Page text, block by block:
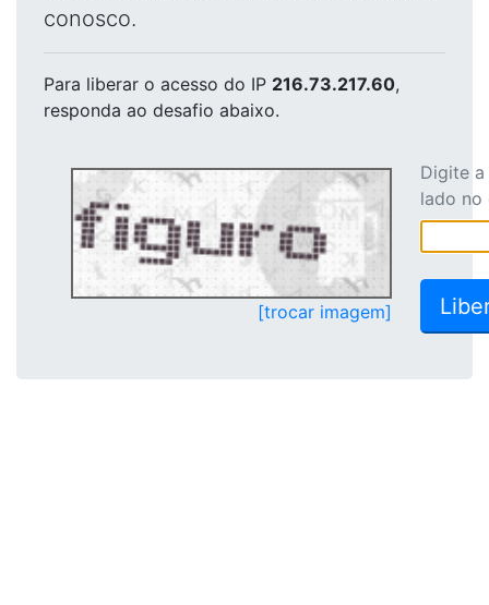
conosco.
Para liberar o acesso do IP 216.73.217.60,
responda ao desafio abaixo.
[trocar imagem]
Digite
lado no